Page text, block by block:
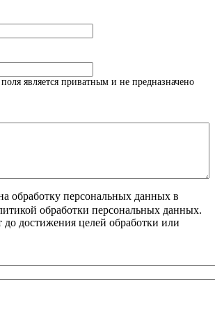
является приватным и не предназначено
о текстовых форматах
обработку персональных данных в
обработки персональных данных.
до достижения целей обработки или